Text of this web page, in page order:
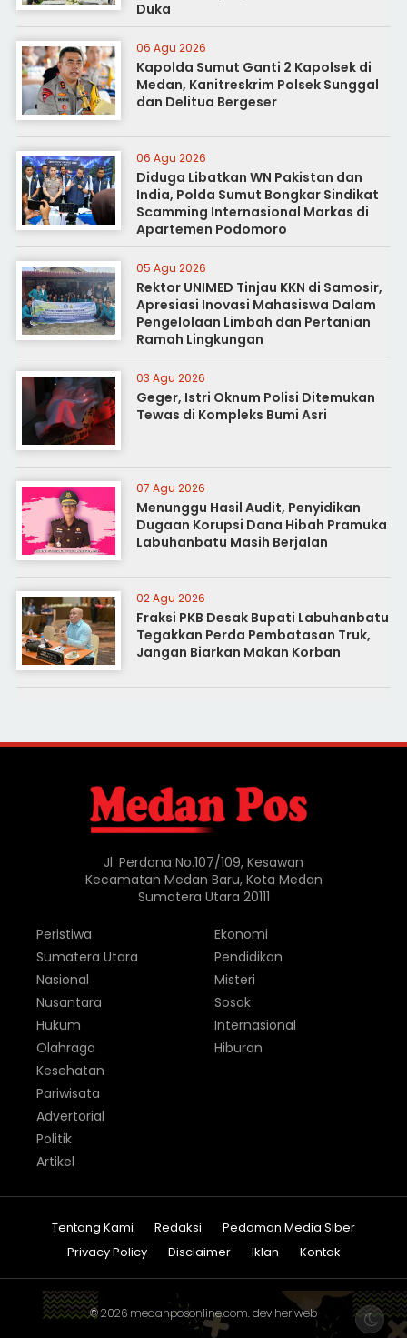
Duka
06 Agu 2026
Kapolda Sumut Ganti 2 Kapolsek di
Medan, Kanitreskrim Polsek Sunggal
dan Delitua Bergeser
06 Agu 2026
Diduga Libatkan WN Pakistan dan
India, Polda Sumut Bongkar Sindikat
Scamming Internasional Markas di
Apartemen Podomoro
05 Agu 2026
Rektor UNIMED Tinjau KKN di Samosir,
Apresiasi Inovasi Mahasiswa Dalam
Pengelolaan Limbah dan Pertanian
Ramah Lingkungan
03 Agu 2026
Geger, Istri Oknum Polisi Ditemukan
Tewas di Kompleks Bumi Asri
07 Agu 2026
Menunggu Hasil Audit, Penyidikan
Dugaan Korupsi Dana Hibah Pramuka
Labuhanbatu Masih Berjalan
02 Agu 2026
Fraksi PKB Desak Bupati Labuhanbatu
Tegakkan Perda Pembatasan Truk,
Jangan Biarkan Makan Korban
Jl. Perdana No.107/109, Kesawan
Kecamatan Medan Baru, Kota Medan
Sumatera Utara 20111
Peristiwa
Sumatera Utara
Nasional
Nusantara
Hukum
Olahraga
Ekonomi
Pendidikan
Misteri
Sosok
Internasional
Hiburan
Kesehatan
Pariwisata
Advertorial
Politik
Artikel
Tentang Kami Redaksi
Pedoman Media Siber
Privacy Policy
Disclaimer Iklan Kontak
© 2026 medanposonline.com. dev heriweb